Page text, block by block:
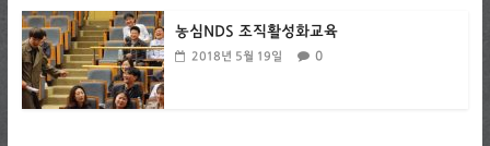
농심NDS 조직활성화교육
2018년 5월 19일 0